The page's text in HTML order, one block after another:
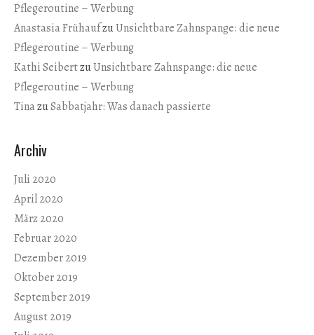
Pflegeroutine – Werbung
Anastasia FrühaufzuUnsichtbare Zahnspange: die neue
Pflegeroutine – Werbung
Kathi SeibertzuUnsichtbare Zahnspange: die neue
Pflegeroutine – Werbung
TinazuSabbatjahr: Was danach passierte
Archiv
Juli 2020
April 2020
März 2020
Februar 2020
Dezember 2019
Oktober 2019
September 2019
August 2019